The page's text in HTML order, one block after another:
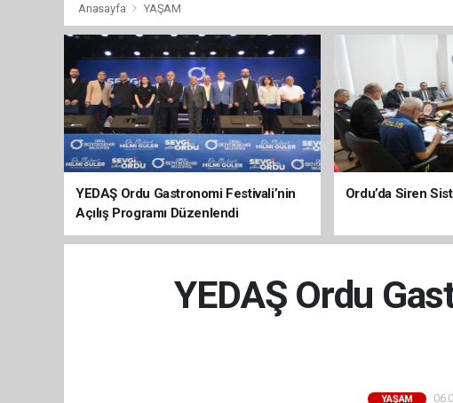
Anasayfa YAŞAM
YEDAŞ Ordu Gastronomi Festivali’nin
Açılış Programı Düzenlendi
Ordu’da Siren
YEDAŞ Ordu
YAŞAM